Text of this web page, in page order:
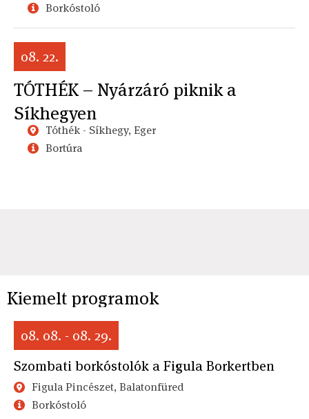
Borkóstoló
08. 22.
TÓTHÉK – Nyárzáró piknik a
Síkhegyen
Tóthék - Síkhegy, Eger
Bortúra
Kiemelt programok
08. 08. - 08. 29.
Szombati borkóstolók a Figula Borkertben
Figula Pincészet, Balatonfüred
Borkóstoló